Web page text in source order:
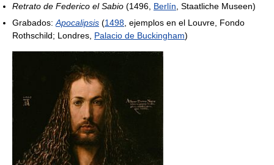
Retrato de Federico el Sabio (1496, Berlín , Staatliche Museen)
Grabados: Apocalipsis (1498 , ejemplos en el Louvre, Fondo
Rothschild; Londres, Palacio de Buckingham)